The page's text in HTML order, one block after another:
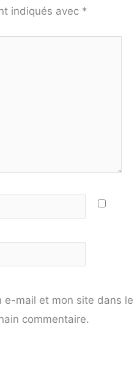
indiqués avec *
e-mail et mon site dans le
commentaire.